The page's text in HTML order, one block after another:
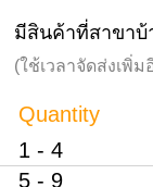
มีสินค้าที่สาขาบ้
(ใช้เวลาจัดส่งเพิ่
Quantity
1 - 4
5 - 9